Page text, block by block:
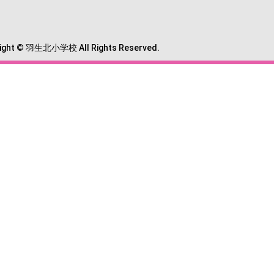
© 羽生北小学校 All Rights Reserved.